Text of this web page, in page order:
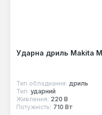
Ударна дриль Makita
Тип обладнання: дриль
Тип: ударний
Живлення: 220 В
Потужність: 710 Вт